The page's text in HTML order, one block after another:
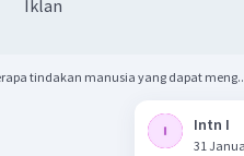
Iklan
tindakan manusia yang dapat
Intn I
31